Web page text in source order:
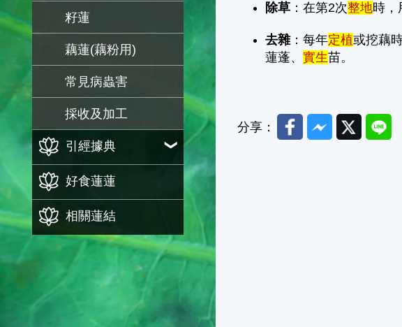
籽蓮
藕蓮(藕粉用)
常見病蟲害
採收及加工
引經據典
好食蓮蓮
相關蓮結
除草 ：在第2次整地時，
去雜：每年定植或挖藕
蓮蓬、實生苗。
分享： FacebookMessenger
TwitterLine